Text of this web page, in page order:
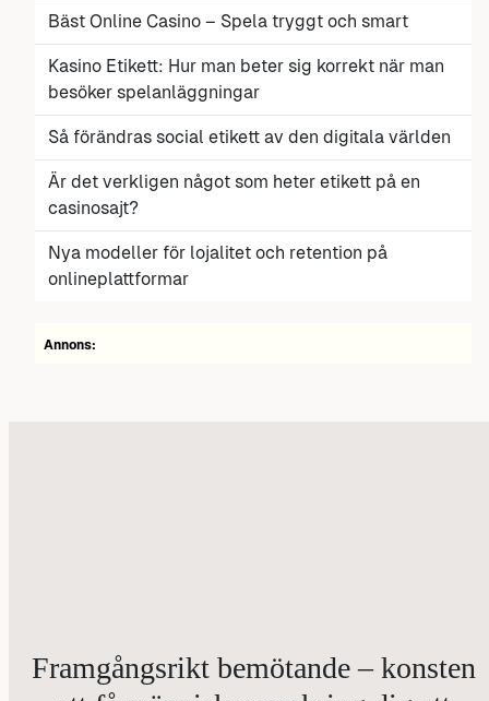
Bäst Online Casino – Spela tryggt och smart
Kasino Etikett: Hur man beter sig korrekt när man
besöker spelanläggningar
Så förändras social etikett av den digitala världen
Är det verkligen något som heter etikett på en
casinosajt?
Nya modeller för lojalitet och retention på
onlineplattformar
Annons:
Framgångsrikt bemötande – konsten